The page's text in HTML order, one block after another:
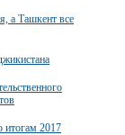
а Ташкент все
2017